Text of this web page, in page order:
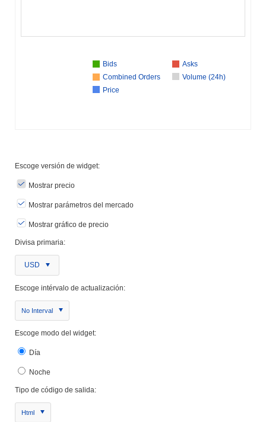
Bids
Asks
Combined Orders
Volume (24h)
Price
Escoge versión de widget:
Mostrar precio
Mostrar parámetros del mercado
Mostrar gráfico de precio
Divisa primaria:
USD
Escoge intérvalo de actualización:
No Interval
Escoge modo del widget:
Día
Noche
Tipo de código de salida:
Html